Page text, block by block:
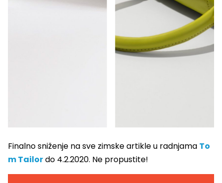
Finalno sniženje na sve zimske artikle u radnjama To
m Tailordo 4.2.2020. Ne propustite!